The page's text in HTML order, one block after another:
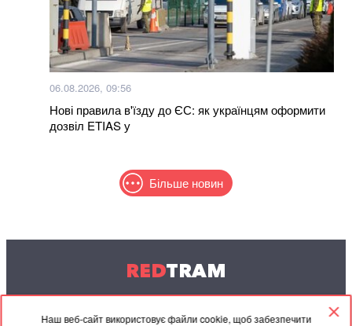
Наш веб-сайт використовує файли cookie, щоб забезпечити
06.08.2026, 09:56
Нові правила в'їзду до ЄС: як українцям оформити
дозвіл ETIAS у
Більше новин
REDTRAM
© 2004-2026 Redtram, Ltd.